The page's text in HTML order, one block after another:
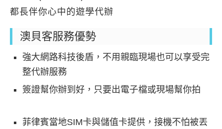
都長伴你心中的遊學代辦
澳貝客服務優勢
強大網路科技後盾，不用親臨現場也可以享受完
整代辦服務
簽證幫你辦到好，只要出電子檔或現場幫你拍
菲律賓當地SIM卡與儲值卡提供，接機不怕被丟